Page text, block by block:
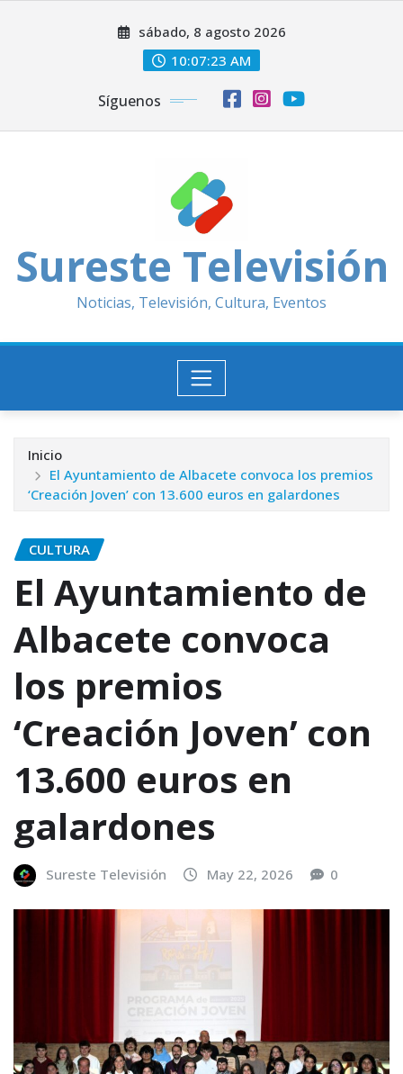
sábado, 8 agosto 2026
10:07:25 AM
Síguenos
Sureste Televisión
Noticias, Televisión, Cultura, Eventos
Inicio
El Ayuntamiento de Albacete convoca los premios
‘Creación Joven’ con 13.600 euros en galardones
CULTURA
El Ayuntamiento de
Albacete convoca
los premios
‘Creación Joven’ con
13.600 euros en
galardones
Sureste Televisión May 22, 2026 0